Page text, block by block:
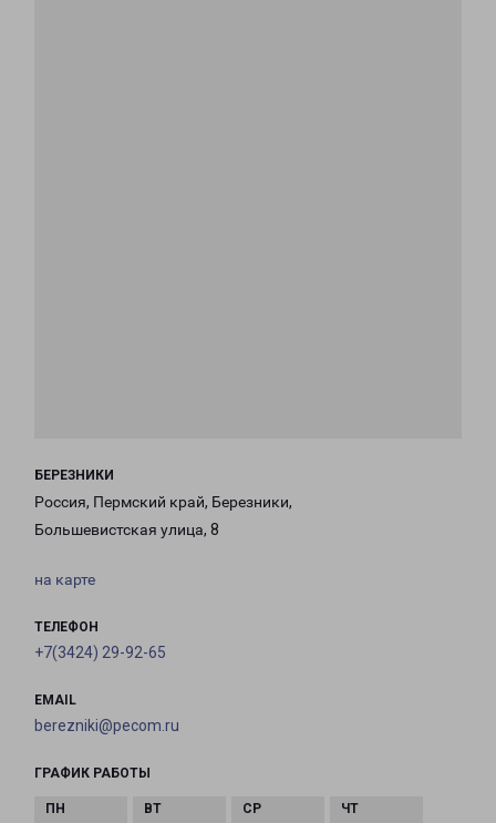
БЕРЕЗНИКИ
Россия, Пермский край, Березники,
Большевистская улица, 8
на карте
ТЕЛЕФОН
+7(3424) 29-92-65
EMAIL
berezniki@pecom.ru
ГРАФИК РАБОТЫ